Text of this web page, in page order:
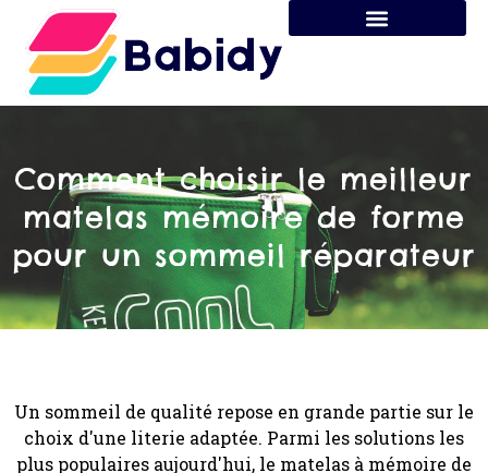
Comment choisir le meilleur
matelas mémoire de forme
pour un sommeil réparateur
Un sommeil de qualité repose en grande partie sur le
choix d'une literie adaptée. Parmi les solutions les
plus populaires aujourd'hui, le matelas à mémoire de